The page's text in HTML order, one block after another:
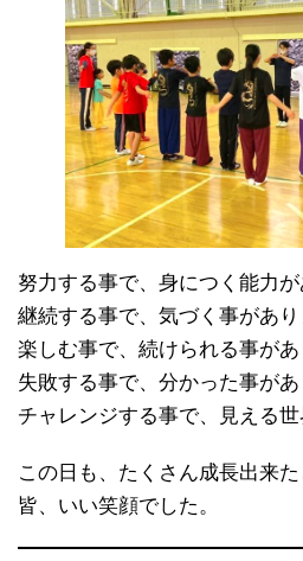
努力する事で、身につく能力が
継続する事で、気づく事があり
楽しむ事で、続けられる事があ
失敗する事で、分かった事があ
チャレンジする事で、見える世
この日も、たくさん成長出来た
皆、いい笑顔でした。